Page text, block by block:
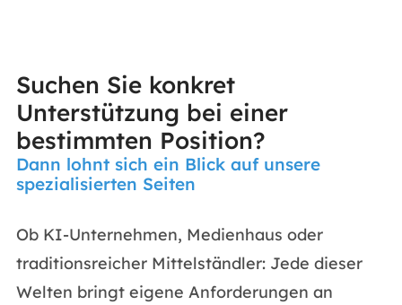
Suchen Sie konkret
Unterstützung bei einer
bestimmten Position?
Dann lohnt sich ein Blick auf unsere
spezialisierten Seiten
Ob KI-Unternehmen, Medienhaus oder
traditionsreicher Mittelständler: Jede dieser
Welten bringt eigene Anforderungen an